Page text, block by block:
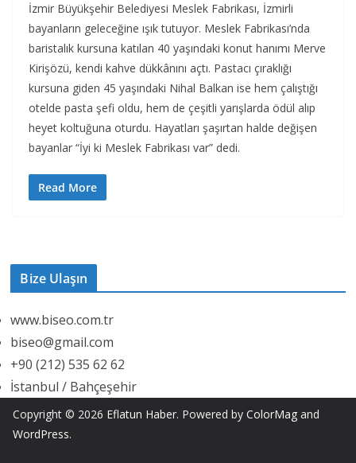
İzmir Büyükşehir Belediyesi Meslek Fabrikası, İzmirli
bayanların geleceğine ışık tutuyor. Meslek Fabrikası’nda
baristalık kursuna katılan 40 yaşındaki konut hanımı Merve
Kirişözü, kendi kahve dükkânını açtı. Pastacı çıraklığı
kursuna giden 45 yaşındaki Nihal Balkan ise hem çalıştığı
otelde pasta şefi oldu, hem de çeşitli yarışlarda ödül alıp
heyet koltuğuna oturdu. Hayatları şaşırtan halde değişen
bayanlar “İyi ki Meslek Fabrikası var” dedi.
Read More
Bize Ulaşın
www.biseo.com.tr
biseo@gmail.com
+90 (212) 535 62 62
İstanbul / Bahçeşehir
Copyright © 2026 Eflatun Haber. Powered by ColorMag and
WordPress.